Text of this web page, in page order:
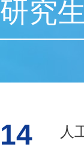
研究
14 人